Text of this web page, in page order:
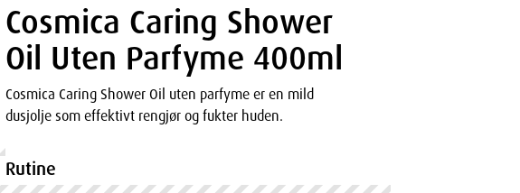
Cosmica Caring Shower
Oil Uten Parfyme 400ml
Cosmica Caring Shower Oil uten parfyme er en mild
dusjolje som effektivt rengjør og fukter huden.
Rutine